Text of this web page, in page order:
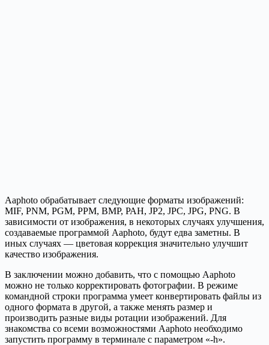
Aaphoto обрабатывает следующие форматы изображений:
MIF, PNM, PGM, PPM, BMP, РАН, JP2, JPC, JPG, PNG. В
зависимости от изображения, в некоторых случаях улучшения,
создаваемые программой Aaphoto, будут едва заметны. В
иных случаях — цветовая коррекция значительно улучшит
качество изображения.
В заключении можно добавить, что с помощью Aaphoto
можно не только корректировать фотографии. В режиме
командной строки программа умеет конвертировать файлы из
одного формата в другой, а также менять размер и
производить разные виды ротации изображений. Для
знакомства со всеми возможностями Aaphoto необходимо
запустить программу в терминале с параметром «-h».